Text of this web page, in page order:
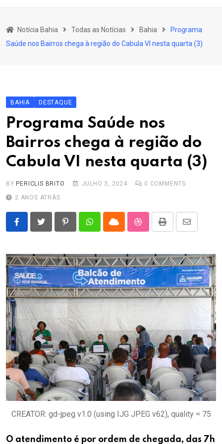
Educação
Esporte
Outros Assuntos
Notícia Bahia Todas as Notícias Bahia
Programa
Saúde nos Bairros chega à região do Cabula VI nesta quarta (3)
BAHIA DESTAQUE
Programa Saúde nos
Bairros chega à região do
Cabula VI nesta quarta (3)
BY PERICLIS BRITO JULHO 3, 2024 0 COMMENTS
2 ANOS ATRÁS
PinterestWhatsappCloud StumbleUpon
Print
Share
Email
CREATOR: gd-jpeg v1.0 (using IJG JPEG v62), quality = 75
O atendimento é por ordem de chegada, das 7h